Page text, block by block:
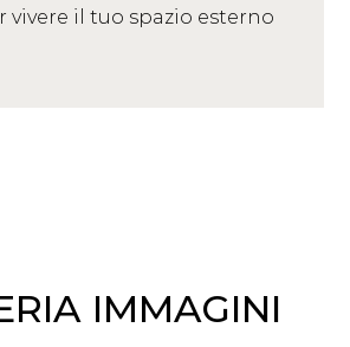
vivere il tuo spazio esterno
IMMAGINI